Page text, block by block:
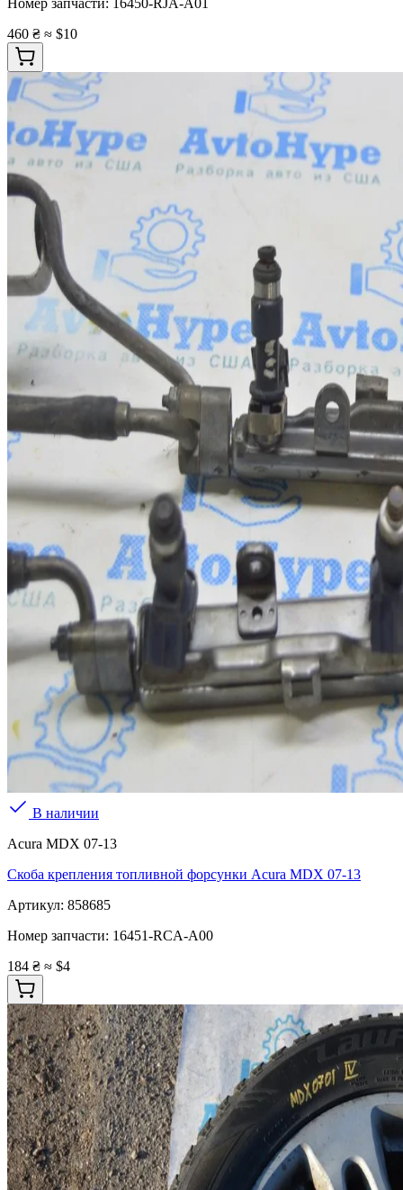
Номер запчасти: 16450-RJA-A01
460 ₴ ≈ $10
В наличии
Acura MDX 07-13
Скоба крепления топливной форсунки Acura MDX 07-13
Артикул: 858685
Номер запчасти: 16451-RCA-A00
184 ₴ ≈ $4